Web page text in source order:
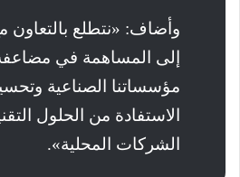
إلى المساهمة في مضاعفة
مؤسساتنا الصناعية
الاستفادة من الحلول
الشركات المحلية».